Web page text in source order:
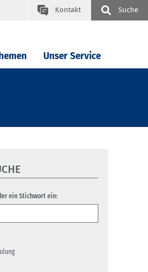
Kontakt Suche
Unser Service
ein Stichwort ein: